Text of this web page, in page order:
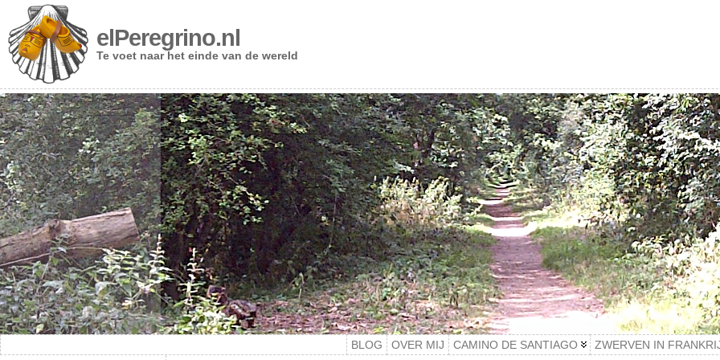
elPeregrino.nl
Te voet naar het einde van de wereld
BLOG OVER MIJ CAMINO DE SANTIAGO ZWERVEN IN